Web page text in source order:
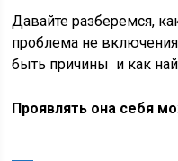
Давайте разберемся,
проблема не
быть причины и как
Проявлять она себя